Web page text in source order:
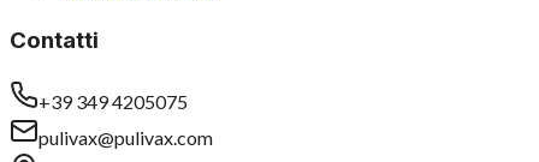
Contatti
+39 349 4205075
pulivax@pulivax.com